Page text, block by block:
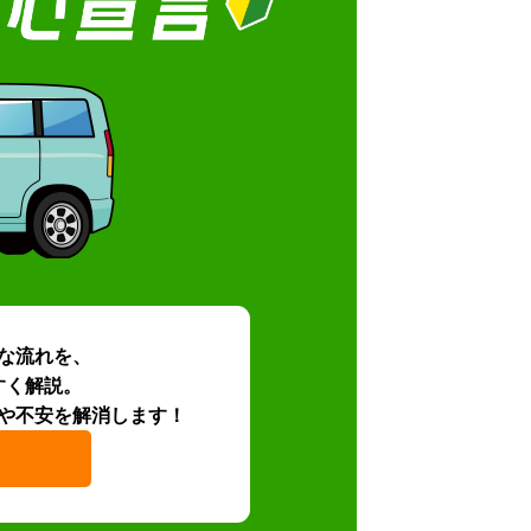
流れを、
解説。
不安を解消します！